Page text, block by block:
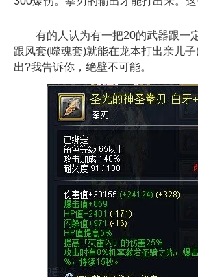
有的人认为有一把20的武器跟一
跟风套(噬魂套)就能在龙本打出亲儿
出?我告诉你，绝壁不可能。